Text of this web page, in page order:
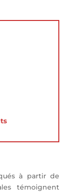
à partir de
témoignent